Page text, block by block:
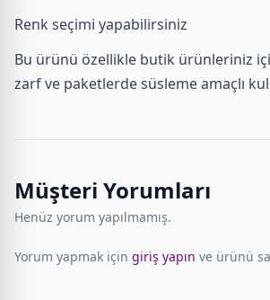
Renk seçimi yapabilirsiniz
Bu ürünü özellikle butik ürünleriniz
zarf ve paketlerde süsleme amaçlı
Müşteri Yorumları
Henüz yorum yapılmamış.
Yorum yapmak için giriş yapın ve ürünü